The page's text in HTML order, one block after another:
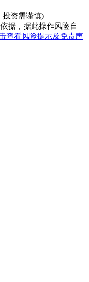
投资需谨慎)
据，据此操作风险自
查看风险提示及免责声